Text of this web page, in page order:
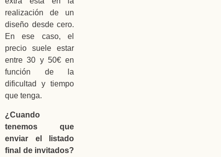
realización de un
diseño desde cero.
En ese caso, el
precio suele estar
entre 30 y 50€ en
función de la
dificultad y tiempo
que tenga.
¿Cuando
tenemos que
enviar el listado
final de invitados?